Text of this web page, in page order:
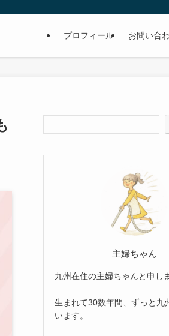
プロフィール お問い合
主婦ちゃん
九州在住の主婦ちゃんと申し
生まれて30数年間、ずっと九
います。